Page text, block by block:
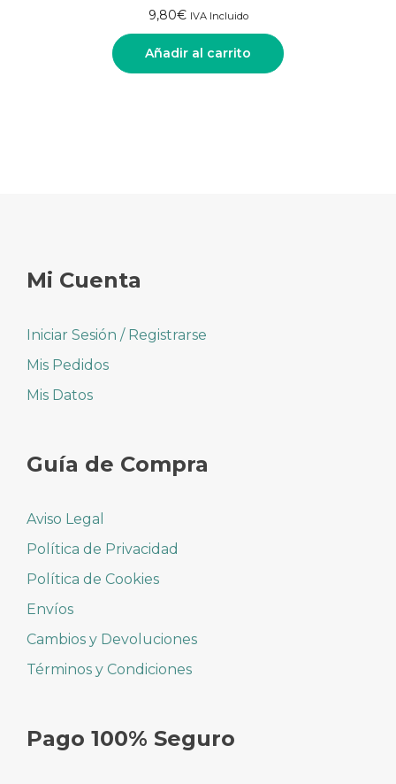
9,80€ IVA Incluido
Añadir al carrito
Mi Cuenta
Iniciar Sesión / Registrarse
Mis Pedidos
Mis Datos
Guía de Compra
Aviso Legal
Política de Privacidad
Política de Cookies
Envíos
Cambios y Devoluciones
Términos y Condiciones
Pago 100% Seguro